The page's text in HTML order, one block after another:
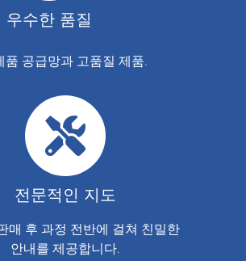
우수한 품질
품 공급망과 고품질 제품.
전문적인 지도
매 후 과정 전반에 걸쳐 친밀한
안내를 제공합니다.